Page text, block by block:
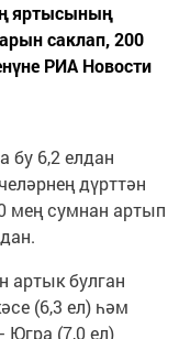
яртысының
саклап, 200
РИА Новости
бу 6,2 елдан
дүрттән
мең сумнан артып
артык булган
(6,3 ел) һәм
Югра (7,0 ел)